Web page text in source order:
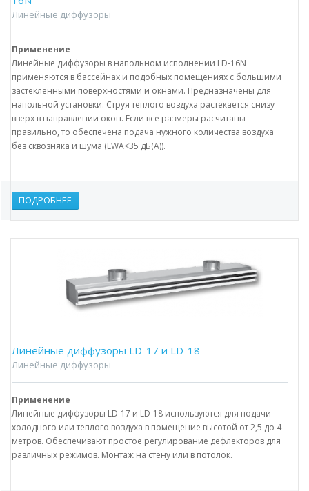
Линейные диффузоры
Применение
Линейные диффузоры в напольном исполнении LD-16N
применяются в бассейнах и подобных помещениях с большими
застекленными поверхностями и окнами. Предназначены для
напольной установки. Струя теплого воздуха растекается снизу
вверх в направлении окон. Если все размеры расчитаны
правильно, то обеспечена подача нужного количества воздуха
без сквозняка и шума (LWA<35 дБ(А)).
ПОДРОБНЕЕ
Линейные диффузоры LD-17 и LD-18
Линейные диффузоры
Применение
Линейные диффузоры LD-17 и LD-18 используются для подачи
холодного или теплого воздуха в помещение высотой от 2,5 до 4
метров. Обеспечивают простое регулирование дефлекторов для
различных режимов. Монтаж на стену или в потолок.